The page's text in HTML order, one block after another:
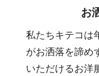
お
私たちキテコは
がお洒落を諦め
いただけるお洋